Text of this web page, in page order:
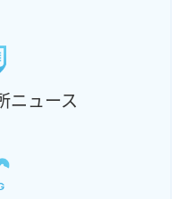
ニュース